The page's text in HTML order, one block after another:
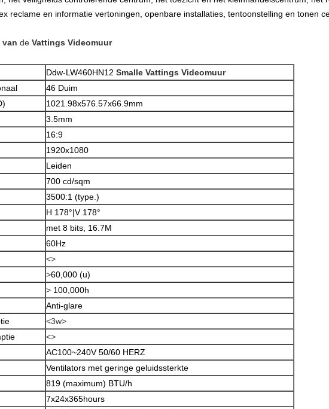
reclame en informatie vertoningen, openbare installaties, tentoonstelling en tonen
van de Vattings Videomuur
Ddw-LW460HN12 Smalle Vattings Videomuur
46 Duim
1021.98x576.57x66.9mm
3.5mm
16:9
1920x1080
Leiden
700 cd/sqm
3500:1 (type.)
H 178°|V 178°
met 8 bits, 16.7M
60Hz
<>
>60,000 (u)
> 100,000h
Anti-glare
<3w>
<>
AC100~240V 50/60 HERZ
Ventilators met geringe geluidssterkte
819 (maximum) BTU/h
7x24x365hours